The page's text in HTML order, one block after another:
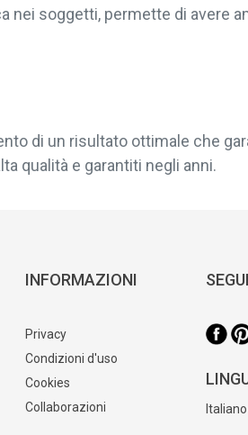
nei soggetti, permette di avere
di un risultato ottimale che
qualità e garantiti negli anni.
INFORMAZIONI
Privacy
Condizioni d'uso
Cookies
Collaborazioni
Italiano